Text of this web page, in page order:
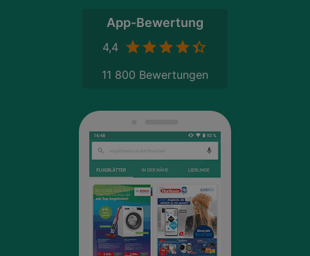
App-Bewertung
4,4
11 800 Bewertungen